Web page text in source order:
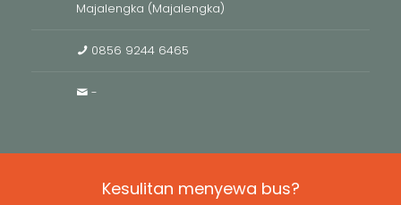
Majalengka (Majalengka)
0856 9244 6465
-
Kesulitan menyewa bus?